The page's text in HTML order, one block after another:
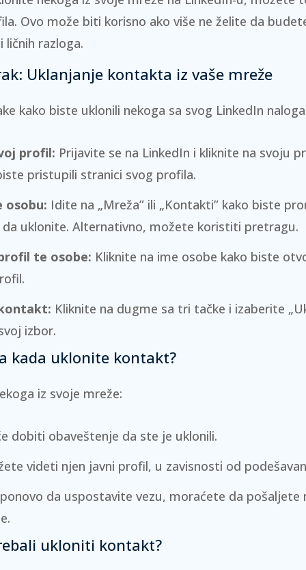
Ovo može biti korisno ako više ne želite da
ličnih razloga.
Uklanjanje kontakta iz vaše mreže
kako biste uklonili nekoga sa svog LinkedIn
profil: Prijavite se na LinkedIn i kliknite na svoju
pristupili stranici svog profila.
osobu: Idite na „Mreža” ili „Kontakti” kako biste
uklonite. Alternativno, možete koristiti pretragu.
te osobe: Kliknite na ime osobe kako biste
Kliknite na dugme sa tri tačke i izaberite
izbor.
kada uklonite kontakt?
iz svoje mreže:
dobiti obaveštenje da ste je uklonili.
videti njen javni profil, u zavisnosti od
da uspostavite vezu, moraćete da pošaljete
ukloniti kontakt?